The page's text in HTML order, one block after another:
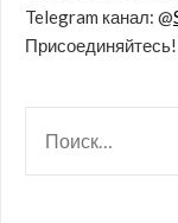
Telegram канал: @
Присоединяйтесь!